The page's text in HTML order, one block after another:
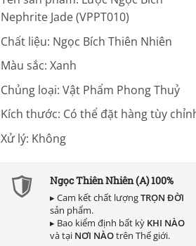
Nephrite Jade (VPPT010)
Chất liệu: Ngọc Bích Thiên Nhiên
Màu sắc: Xanh
Chủng loại: Vật Phẩm Phong Thuỷ
Kích thước: Có thể đặt hàng tùy
Xử lý: Không
Ngọc Thiên Nhiên (A) 100%
▸ Cam kết chất lượngTRỌN ĐỜI
sản phẩm.
▸ Bao kiểm định bất kỳ KHI NÀO
và tại NƠI NÀOtrên Thế giới.